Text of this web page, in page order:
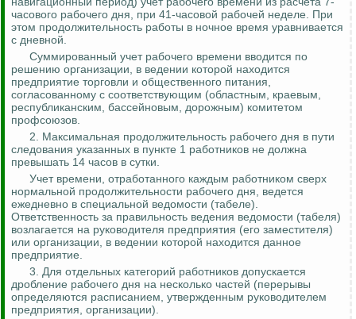
часового рабочего дня, при 41-часовой рабочей неделе. При
этом продолжительность работы в ночное время уравнивается
с дневной.
Суммированный учет рабочего времени вводится по
решению организации, в ведении которой находится
предприятие торговли и общественного питания,
согласованному с соответствующим (областным, краевым,
республиканским, бассейновым, дорожным) комитетом
профсоюзов.
2. Максимальная продолжительность рабочего дня в пути
следования указанных в пункте 1 работников не должна
превышать 14 часов в сутки.
Учет времени, отработанного каждым работником сверх
нормальной продолжительности рабочего дня, ведется
ежедневно в специальной ведомости (табеле).
Ответственность за правильность ведения ведомости (табеля)
возлагается на руководителя предприятия (его заместителя)
или организации, в ведении которой находится данное
предприятие.
3. Для отдельных категорий работников допускается
дробление рабочего дня на несколько частей (перерывы
определяются расписанием, утвержденным руководителем
предприятия, организации).